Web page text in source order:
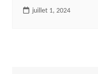
juillet 1, 2024